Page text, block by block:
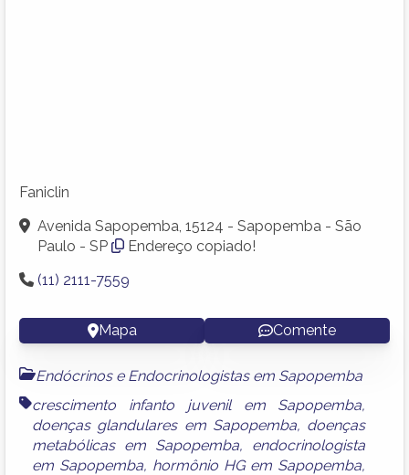
Faniclin
Avenida Sapopemba, 15124 - Sapopemba - São
Paulo - SP
Endereço copiado!
(11) 2111-7559
Mapa Comente
Endócrinos e Endocrinologistas em Sapopemba
crescimento infanto juvenil em Sapopemba,
doenças glandulares em Sapopemba, doenças
metabólicas em Sapopemba, endocrinologista
em Sapopemba, hormônio HG em Sapopemba,